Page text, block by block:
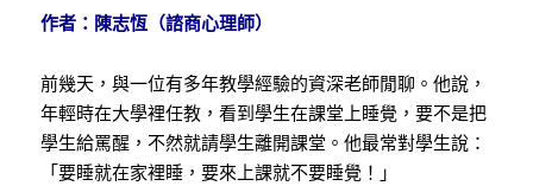
作者：陳志恆（諮商心理師）
前幾天，與一位有多年教學經驗的資深老師閒聊。他說，
年輕時在大學裡任教，看到學生在課堂上睡覺，要不是把
學生給罵醒，不然就請學生離開課堂。他最常對學生說：
「要睡就在家裡睡，要來上課就不要睡覺！」